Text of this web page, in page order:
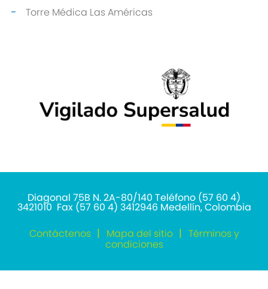
Torre Médica Las Américas
Diagonal 75B N. 2A-80/140 Teléfono (57 60 4)
3421010 Fax (57 60 4) 3412946 Medellín, Colombia
Contáctenos
Mapa del sitio Términos y
condiciones